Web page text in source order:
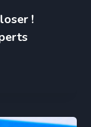
!